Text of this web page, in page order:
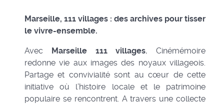
Marseille, 111 villages : des archives pour tisser
le vivre-ensemble.
Avec Marseille 111 villages, Cinémémoire
redonne vie aux images des noyaux villageois.
Partage et convivialité sont au cœur de cette
initiative où l’histoire locale et le patrimoine
populaire se rencontrent. A travers une collecte